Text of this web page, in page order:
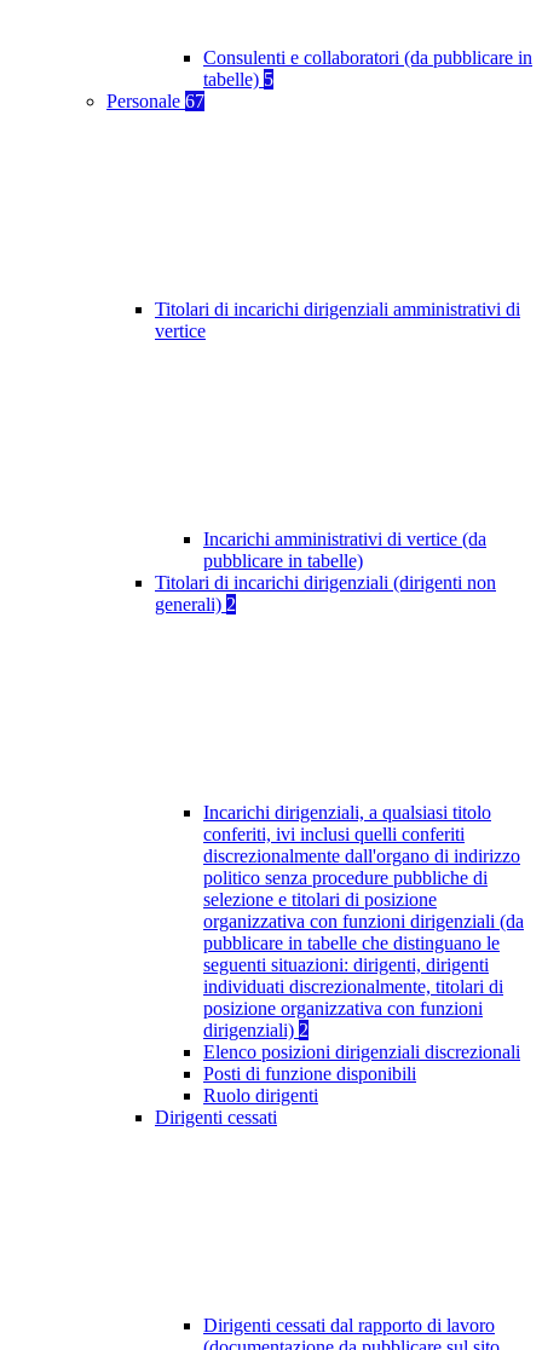
Consulenti e collaboratori (da pubblicare in
tabelle) 5
Personale 67
Titolari di incarichi dirigenziali amministrativi di
vertice
Incarichi amministrativi di vertice (da
pubblicare in tabelle)
Titolari di incarichi dirigenziali (dirigenti non
generali) 2
Incarichi dirigenziali, a qualsiasi titolo
conferiti, ivi inclusi quelli conferiti
discrezionalmente dall'organo di indirizzo
politico senza procedure pubbliche di
selezione e titolari di posizione
organizzativa con funzioni dirigenziali (da
pubblicare in tabelle che distinguano le
seguenti situazioni: dirigenti, dirigenti
individuati discrezionalmente, titolari di
posizione organizzativa con funzioni
dirigenziali) 2
Elenco posizioni dirigenziali discrezionali
Posti di funzione disponibili
Ruolo dirigenti
Dirigenti cessati
Dirigenti cessati dal rapporto di lavoro